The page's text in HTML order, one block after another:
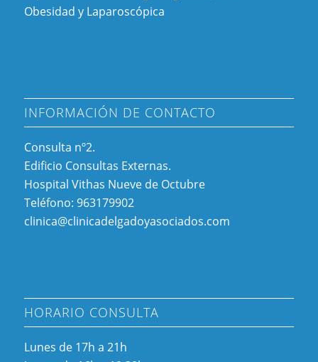
Obesidad y Laparoscópica
INFORMACIÓN DE CONTACTO
Consulta nº2.
Edificio Consultas Externas.
Hospital Vithas Nueve de Octubre
Teléfono: 963179902
clinica@clinicadelgadoyasociados.com
HORARIO CONSULTA
Lunes de 17h a 21h